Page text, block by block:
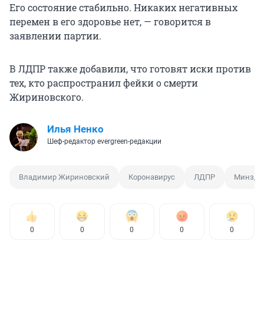
Его состояние стабильно. Никаких негативных
перемен в его здоровье нет, — говорится в
заявлении партии.
В ЛДПР также добавили, что готовят иски против
тех, кто распространил фейки о смерти
Жириновского.
Илья Ненко
Шеф-редактор evergreen-редакции
Владимир Жириновский Коронавирус ЛДПР
0 0 0 0 0